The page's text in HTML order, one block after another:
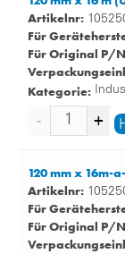
Artikelnr:
Für
Für Original P/
Kategorie:
120 mm x 16m-
Artikelnr:
Für
Für Original P/